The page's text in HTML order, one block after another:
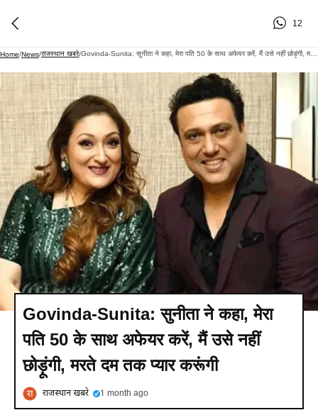
12
Home/News/राजस्थान खबरे/ Govinda-Sunita: सुनीता ने कहा, मेरा पति 50 के साथ अफेयर करें, मैं उसे नहीं छोड़ूंगी, मरते दम तक प्यार करूंगी
Govinda-Sunita: सुनीता ने कहा, मेरा
पति 50 के साथ अफेयर करें, मैं उसे नहीं
छोड़ूंगी, मरते दम तक प्यार करूंगी
राजस्थान खबरे 1 month ago